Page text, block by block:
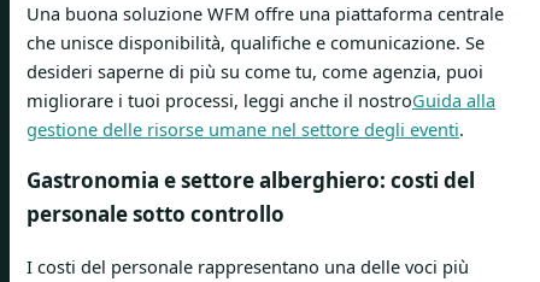
Una buona soluzione WFM offre una piattaforma centrale
che unisce disponibilità, qualifiche e comunicazione. Se
desideri saperne di più su come tu, come agenzia, puoi
migliorare i tuoi processi, leggi anche il nostroGuida alla
gestione delle risorse umane nel settore degli eventi.
Gastronomia e settore alberghiero: costi del
personale sotto controllo
I costi del personale rappresentano una delle voci più